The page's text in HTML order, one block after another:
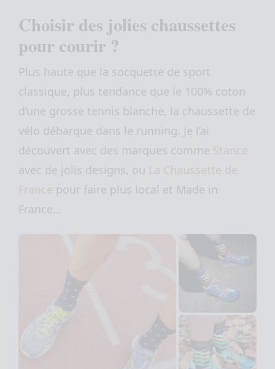
Choisir des jolies chaussettes
pour courir ?
Plus haute que la socquette de sport
classique, plus tendance que le 100% coton
d’une grosse tennis blanche, la chaussette de
vélo débarque dans le running. Je l’ai
découvert avec des marques comme Stance
avec de jolis designs, ou La Chaussette de
France pour faire plus local et Made in
France…